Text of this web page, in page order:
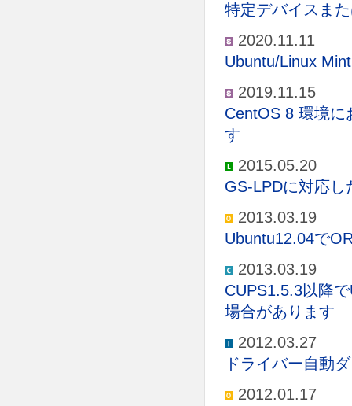
特定デバイスま
2020.11.11
Ubuntu/Linux
2019.11.15
CentOS 8 環境に
す
2015.05.20
GS-LPDに対応
2013.03.19
Ubuntu12.04で
2013.03.19
CUPS1.5.3以降
場合があります
2012.03.27
ドライバー自動
2012.01.17